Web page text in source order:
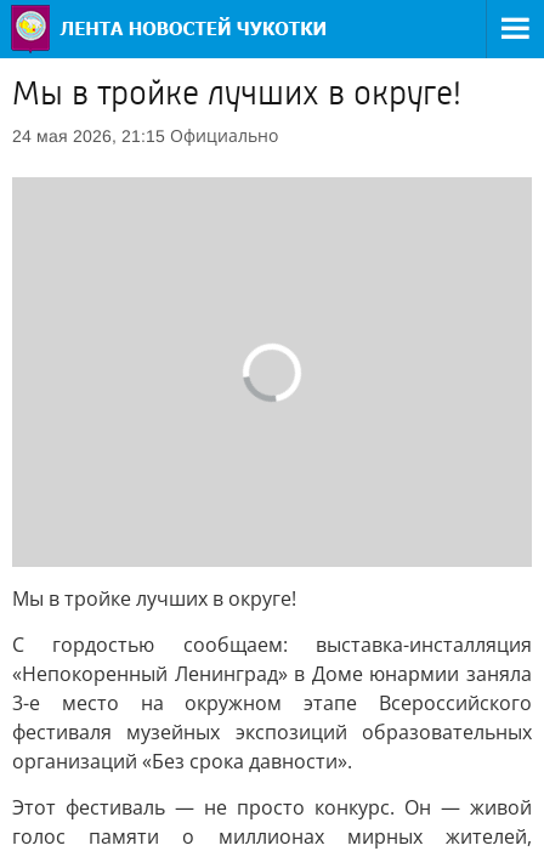
Мы в тройке лучших в округе!
24 мая 2026, 21:15 Официально
Мы в тройке лучших в округе!
С гордостью сообщаем: выставка-инсталляция
«Непокоренный Ленинград» в Доме юнармии заняла
3-е место на окружном этапе Всероссийского
фестиваля музейных экспозиций образовательных
организаций «Без срока давности».
Этот фестиваль — не просто конкурс. Он — живой
голос памяти о миллионах мирных жителей,